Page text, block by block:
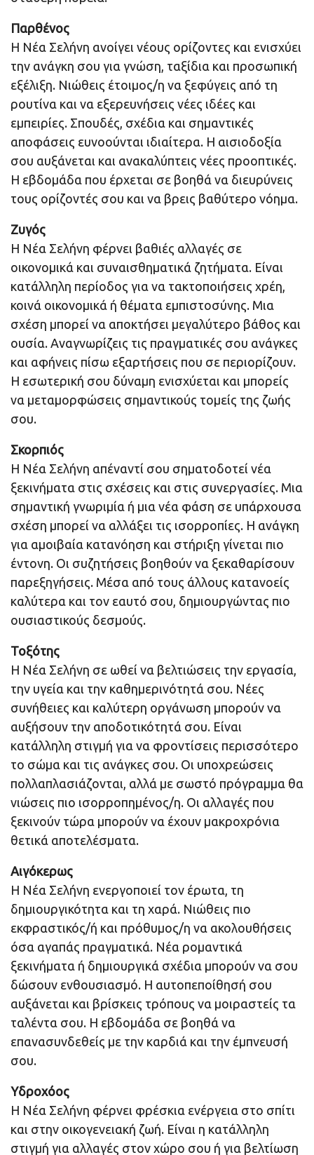
Παρθένος
Η Νέα Σελήνη ανοίγει νέους ορίζοντες και ενισχύει
την ανάγκη σου για γνώση, ταξίδια και προσωπική
εξέλιξη. Νιώθεις έτοιμος/η να ξεφύγεις από τη
ρουτίνα και να εξερευνήσεις νέες ιδέες και
εμπειρίες. Σπουδές, σχέδια και σημαντικές
αποφάσεις ευνοούνται ιδιαίτερα. Η αισιοδοξία
σου αυξάνεται και ανακαλύπτεις νέες προοπτικές.
Η εβδομάδα που έρχεται σε βοηθά να διευρύνεις
τους ορίζοντές σου και να βρεις βαθύτερο νόημα.
Ζυγός
Η Νέα Σελήνη φέρνει βαθιές αλλαγές σε
οικονομικά και συναισθηματικά ζητήματα. Είναι
κατάλληλη περίοδος για να τακτοποιήσεις χρέη,
κοινά οικονομικά ή θέματα εμπιστοσύνης. Μια
σχέση μπορεί να αποκτήσει μεγαλύτερο βάθος και
ουσία. Αναγνωρίζεις τις πραγματικές σου ανάγκες
και αφήνεις πίσω εξαρτήσεις που σε περιορίζουν.
Η εσωτερική σου δύναμη ενισχύεται και μπορείς
να μεταμορφώσεις σημαντικούς τομείς της ζωής
σου.
Σκορπιός
Η Νέα Σελήνη απέναντί σου σηματοδοτεί νέα
ξεκινήματα στις σχέσεις και στις συνεργασίες. Μια
σημαντική γνωριμία ή μια νέα φάση σε υπάρχουσα
σχέση μπορεί να αλλάξει τις ισορροπίες. Η ανάγκη
για αμοιβαία κατανόηση και στήριξη γίνεται πιο
έντονη. Οι συζητήσεις βοηθούν να ξεκαθαρίσουν
παρεξηγήσεις. Μέσα από τους άλλους κατανοείς
καλύτερα και τον εαυτό σου, δημιουργώντας πιο
ουσιαστικούς δεσμούς.
Τοξότης
Η Νέα Σελήνη σε ωθεί να βελτιώσεις την εργασία,
την υγεία και την καθημερινότητά σου. Νέες
συνήθειες και καλύτερη οργάνωση μπορούν να
αυξήσουν την αποδοτικότητά σου. Είναι
κατάλληλη στιγμή για να φροντίσεις περισσότερο
το σώμα και τις ανάγκες σου. Οι υποχρεώσεις
πολλαπλασιάζονται, αλλά με σωστό πρόγραμμα θα
νιώσεις πιο ισορροπημένος/η. Οι αλλαγές που
ξεκινούν τώρα μπορούν να έχουν μακροχρόνια
θετικά αποτελέσματα.
Αιγόκερως
Η Νέα Σελήνη ενεργοποιεί τον έρωτα, τη
δημιουργικότητα και τη χαρά. Νιώθεις πιο
εκφραστικός/ή και πρόθυμος/η να ακολουθήσεις
όσα αγαπάς πραγματικά. Νέα ρομαντικά
ξεκινήματα ή δημιουργικά σχέδια μπορούν να σου
δώσουν ενθουσιασμό. Η αυτοπεποίθησή σου
αυξάνεται και βρίσκεις τρόπους να μοιραστείς τα
ταλέντα σου. Η εβδομάδα σε βοηθά να
επανασυνδεθείς με την καρδιά και την έμπνευσή
σου.
Υδροχόος
Η Νέα Σελήνη φέρνει φρέσκια ενέργεια στο σπίτι
και στην οικογενειακή ζωή. Είναι η κατάλληλη
στιγμή για αλλαγές στον χώρο σου ή για βελτίωση